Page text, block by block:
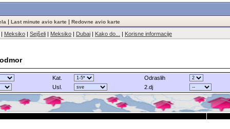
| Last minute avio karte | Redovne avio karte
| Meksiko | Sejšeli | Meksiko | Dubai | Kako do... | Korisne informacije
Kat. Odraslih
Usl. 2.dj